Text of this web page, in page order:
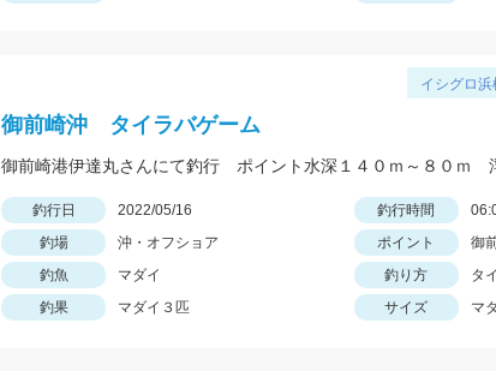
イシグロ
御前崎沖 タイラバゲーム
釣行日 2022/05/16 釣行時間
釣場
沖・オフショア ポイント
御
釣魚
マダイ 釣り方
タ
釣果
マダイ３匹 サイズ マ